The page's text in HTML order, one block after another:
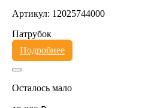
Артикул: 12025744000
Патрубок
Подробнее
Осталось мало